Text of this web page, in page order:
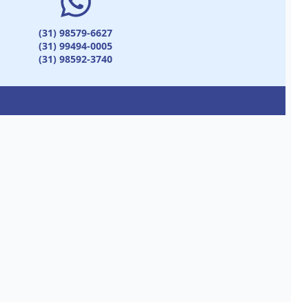
(31) 98579-6627
(31) 99494-0005
(31) 98592-3740